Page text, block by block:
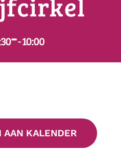
- 10:00
AAN KALENDER